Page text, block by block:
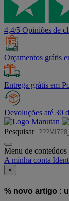
4,4/5 Opiniões de
Orçamentos grátis
Entrega grátis em
Devoluções até 30
Pesquisar
Menu de conteúdos
A minha conta
×
% novo artigo :